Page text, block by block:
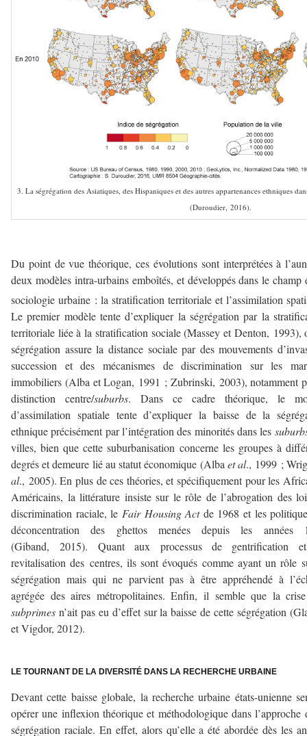
3. La ségrégation des Asiatiques, des Hispaniques et des autres appartenances ethniques
(Duroudier, 2016).
Du point de vue théorique, ces évolutions sont interprétées à
deux modèles intra-urbains emboîtés, et développés dans le champ
sociologie urbaine : la stratification territoriale et l’assimilation
Le premier modèle tente d’expliquer la ségrégation par la
territoriale liée à la stratification sociale (Massey et Denton, 1993),
ségrégation assure la distance sociale par des mouvements
succession et des mécanismes de discrimination sur les
immobiliers (Alba et Logan, 1991 ; Zubrinski, 2003), notamment
distinction centre/suburbs. Dans ce cadre théorique, le
d’assimilation spatiale tente d’expliquer la baisse de la
ethnique précisément par l’intégration des minorités dans les
villes, bien que cette suburbanisation concerne les groupes à
degrés et demeure lié au statut économique (Alba et al., 1999 ;
al., 2005). En plus de ces théories, et spécifiquement pour les
Américains, la littérature insiste sur le rôle de l’abrogation des
discrimination raciale, le Fair Housing Actde 1968 et les
déconcentration des ghettos menées depuis les années
(Giband, 2015). Quant aux processus de gentrification
revitalisation des centres, ils sont évoqués comme ayant un rôle
ségrégation mais qui ne parvient pas à être appréhendé à
agrégée des aires métropolitaines. Enfin, il semble que la
subprimes n’ait pas eu d’effet sur la baisse de cette ségrégation
et Vigdor, 2012).
LE TOURNANT DE LA DIVERSITÉ DANS LA RECHERCHE URBAINE
Devant cette baisse globale, la recherche urbaine états-unienne
opérer une inflexion théorique et méthodologique dans l’approche
ségrégation raciale. En effet, alors qu’elle a été abordée dès les